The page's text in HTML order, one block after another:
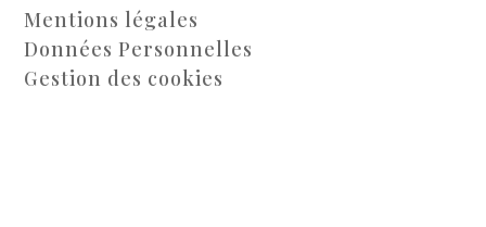
Mentions légales
Données Personnelles
Gestion des cookies